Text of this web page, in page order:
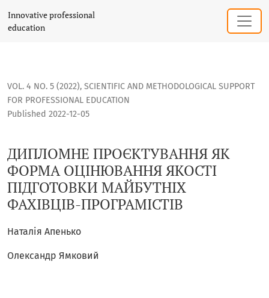
ДИПЛОМНЕ ПРОЄКТУВАННЯ ЯК ФОРМА ОЦІНЮВАННЯ
Innovative professional
education
VOL. 4 NO. 5 (2022), SCIENTIFIC AND METHODOLOGICAL SUPPORT
FOR PROFESSIONAL EDUCATION
ДИПЛОМНЕ ПРОЄКТУВАННЯ ЯК
ФОРМА ОЦІНЮВАННЯ ЯКОСТІ
ПІДГОТОВКИ МАЙБУТНІХ
ФАХІВЦІВ-ПРОГРАМІСТІВ
Published 2022-12-05
Наталія Апенько
Олександр Ямковий